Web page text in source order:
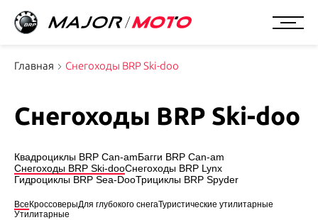
Главная Снегоходы BRP Ski-doo
Снегоходы BRP Ski-doo
Квадроциклы BRP Can-amБагги BRP Can-am
Снегоходы BRP Ski-dooСнегоходы BRP Lynx
Гидроциклы BRP Sea-DooТрициклы BRP Spyder
Все КроссоверыДля глубокого снегаТуристические утилитарные
Утилитарные